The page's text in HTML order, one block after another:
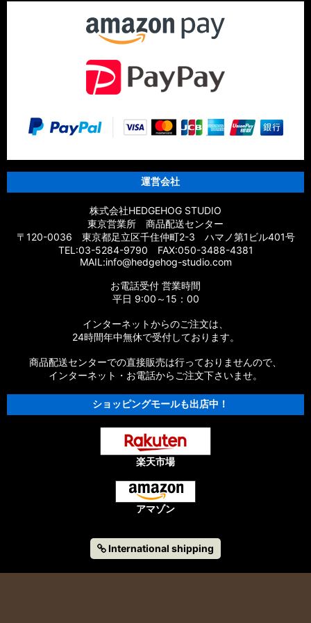
運営会社
株式会社HEDGEHOG STUDIO
東京営業所 商品配送センター
〒120-0036 東京都足立区千住仲町2-3 ハマノ第1ビル401号
TEL:03-5284-9790 FAX:050-3488-4381
MAIL:info@hedgehog-studio.com
お電話受付 営業時間
平日 9:00～15：00
インターネットからのご注文は、
24時間年中無休で受付しております。
商品配送センターでの直接販売は行っておりませんので、
インターネット・お電話からご注文下さいませ。
ショッピングモールも出店中！
楽天市場
アマゾン
International shipping